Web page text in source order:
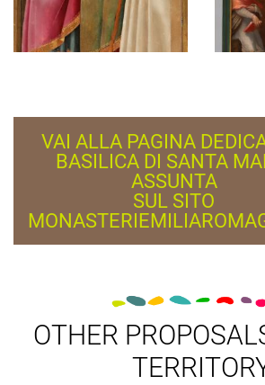
VAI ALLA PAGINA
BASILICA DI SANTA
ASSUNTA
SUL SITO
OTHER